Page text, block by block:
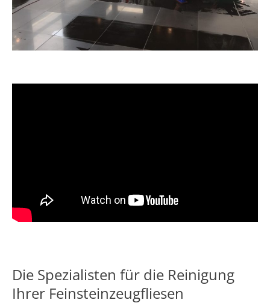
Die Spezialisten für die Reinigung
Ihrer Feinsteinzeugfliesen